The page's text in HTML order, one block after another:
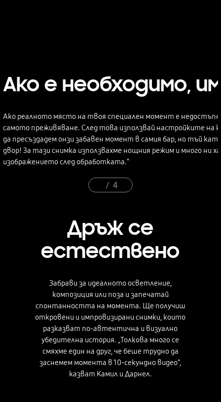
Ако е необходимо,
Ако реалното място на твоя специален момент е
самото преживяване. След това използвай настройките на
да пресъздадем онзи забавен момент в самия бар, но тъй
двор! За тази снимка използвахме нощния режим и много ни
изображението след обработката.“
4
Дръж се
естествено
Забрави за идеалното осветление,
композиция или поза и запечатай
спонтанността на момента. Ще получиш
откровени и импровизирани снимки, които
разказват по-автентична и визуално
убедителна история. „Толкова много се
смяхме един на друг, че беше трудно да
заснемем момента в 10-секундно видео“,
казват Камил и Дарнел.